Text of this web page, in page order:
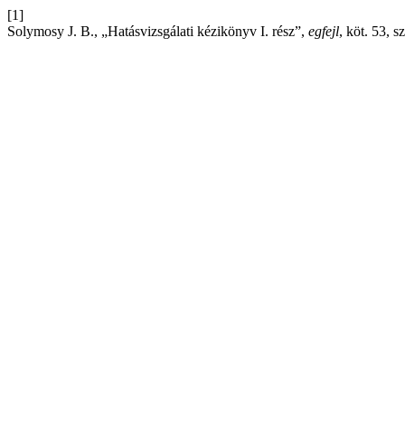
[1]
Solymosy J. B., „Hatásvizsgálati kézikönyv I. rész”, egfejl, köt. 53,